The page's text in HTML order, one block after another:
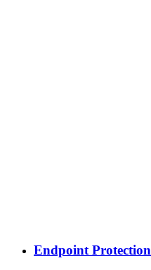
Endpoint Protection